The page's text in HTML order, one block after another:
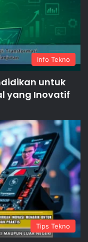
Info Tekno
untuk
yang Inovatif
Tips Tekno